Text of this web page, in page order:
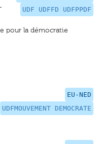
UDF UDFFD UDFPPDF
pour la démocratie
EU-NED
UDFMOUVEMENT DEMOCRATE